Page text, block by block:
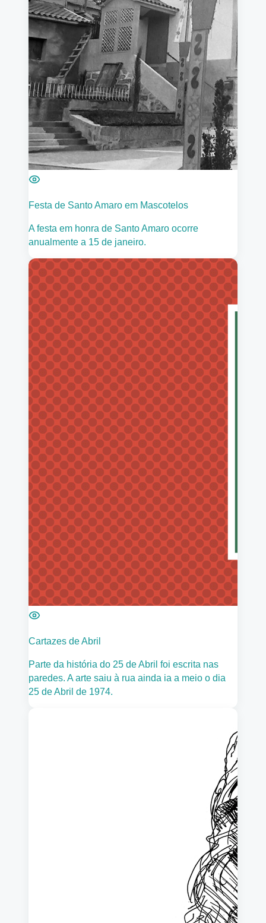
Festa de Santo Amaro em Mascotelos
A festa em honra de Santo Amaro ocorre
anualmente a 15 de janeiro.
Cartazes de Abril
Parte da história do 25 de Abril foi escrita nas
paredes. A arte saiu à rua ainda ia a meio o dia
25 de Abril de 1974.